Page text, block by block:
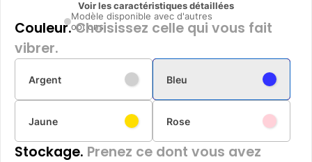
Voir les caractéristiques détaillées
Modèle disponible avec d'autres
options
Couleur.Choisissez celle qui vous fait
vibrer.
Argent Bleu
Jaune Rose
Stockage. Prenez ce dont vous avez